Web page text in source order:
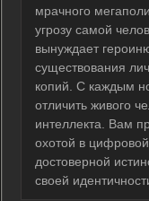
мрачного
угрозу самой
вынуждает
существования
копий. С каждым
отличить живого
интеллекта. Вам
охотой в
достоверной
своей